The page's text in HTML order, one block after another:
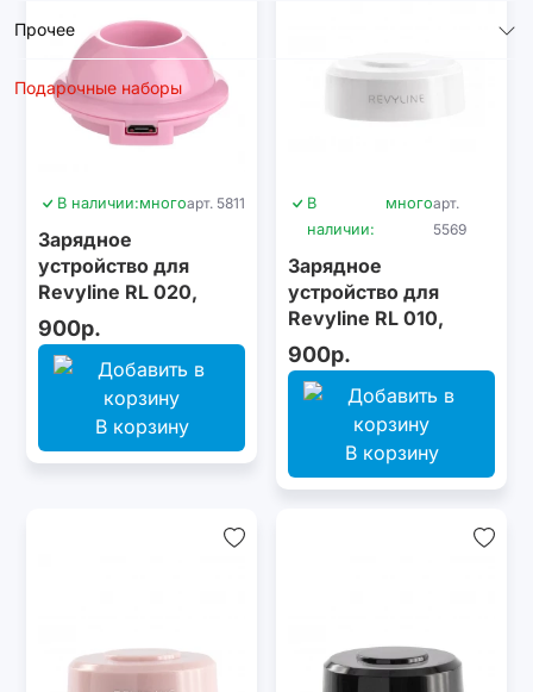
Прочее
Подарочные наборы
В наличии:многоарт. 5811
Зарядное
устройство для
Revyline RL 020,
розовое
900р.
В корзину
В
наличии:
многоарт.
5569
Зарядное
устройство для
Revyline RL 010,
белое
900р.
В корзину